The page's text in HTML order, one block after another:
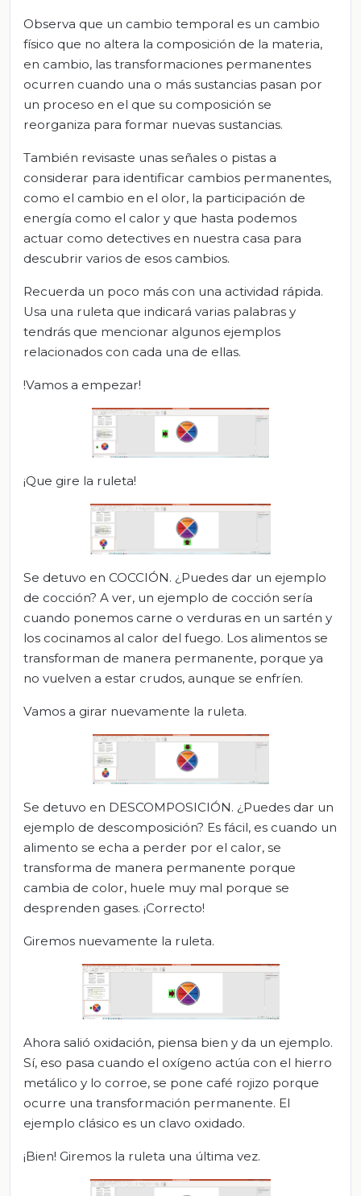
Observa que un cambio temporal es un cambio
físico que no altera la composición de la materia,
en cambio, las transformaciones permanentes
ocurren cuando una o más sustancias pasan por
un proceso en el que su composición se
reorganiza para formar nuevas sustancias.
También revisaste unas señales o pistas a
considerar para identificar cambios permanentes,
como el cambio en el olor, la participación de
energía como el calor y que hasta podemos
actuar como detectives en nuestra casa para
descubrir varios de esos cambios.
Recuerda un poco más con una actividad rápida.
Usa una ruleta que indicará varias palabras y
tendrás que mencionar algunos ejemplos
relacionados con cada una de ellas.
!Vamos a empezar!
¡Que gire la ruleta!
Se detuvo en COCCIÓN. ¿Puedes dar un ejemplo
de cocción? A ver, un ejemplo de cocción sería
cuando ponemos carne o verduras en un sartén y
los cocinamos al calor del fuego. Los alimentos se
transforman de manera permanente, porque ya
no vuelven a estar crudos, aunque se enfríen.
Vamos a girar nuevamente la ruleta.
Se detuvo en DESCOMPOSICIÓN. ¿Puedes dar un
ejemplo de descomposición? Es fácil, es cuando un
alimento se echa a perder por el calor, se
transforma de manera permanente porque
cambia de color, huele muy mal porque se
desprenden gases. ¡Correcto!
Giremos nuevamente la ruleta.
Ahora salió oxidación, piensa bien y da un ejemplo.
Sí, eso pasa cuando el oxígeno actúa con el hierro
metálico y lo corroe, se pone café rojizo porque
ocurre una transformación permanente. El
ejemplo clásico es un clavo oxidado.
¡Bien! Giremos la ruleta una última vez.